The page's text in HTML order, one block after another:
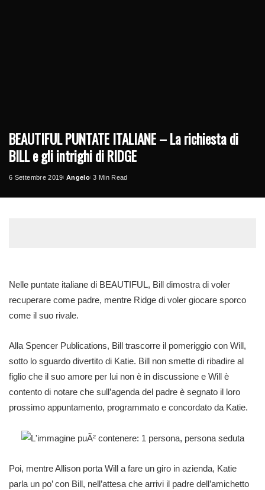
BEAUTIFUL PUNTATE ITALIANE – La richiesta di
BILL e gli intrighi di RIDGE
6 Settembre 2019
Posted
Angelo 3 Min Read
Nelle puntate italiane di BEAUTIFUL, Bill dimostra di voler
recuperare come padre, mentre Ridge di voler giocare sporco
come il suo rivale.
Alla Spencer Publications, Bill trascorre il pomeriggio con Will,
sotto lo sguardo divertito di Katie. Bill non smette di ribadire al
figlio che il suo amore per lui non è in discussione e Will è
contento di notare che sull’agenda del padre è segnato il loro
prossimo appuntamento, programmato e concordato da Katie.
Poi, mentre Allison porta Will a fare un giro in azienda, Katie
parla un po’ con Bill, nell’attesa che arrivi il padre dell’amichetto